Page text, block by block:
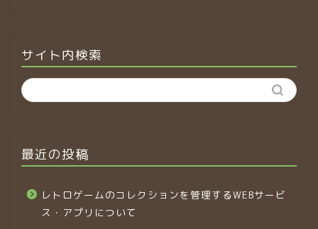
サイト内検索
最近の投稿
レトロゲームのコレクションを管理するWEBサービ
ス・アプリについて